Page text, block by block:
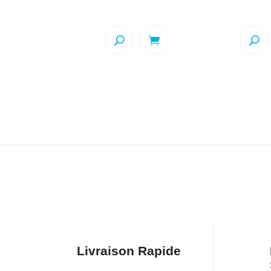
était :
est :
Livraison Rapide